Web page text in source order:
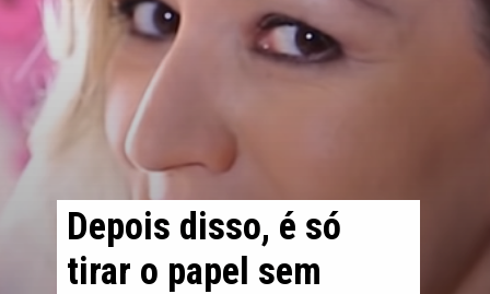
Depois disso, é só
tirar o papel sem